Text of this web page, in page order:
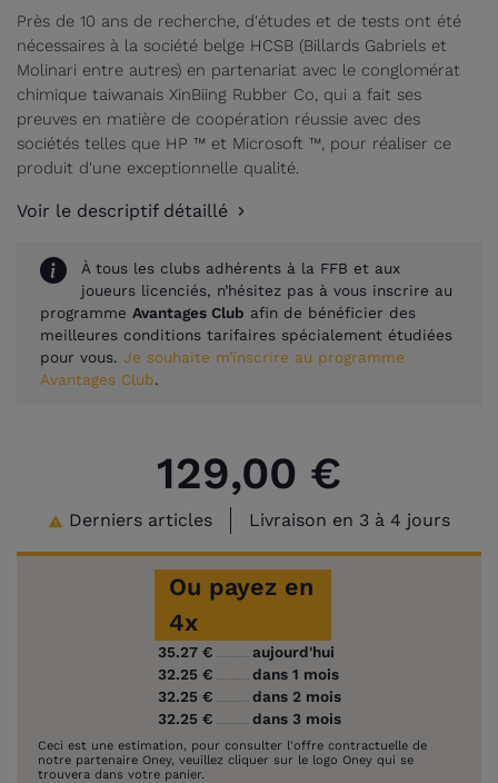
Près de 10 ans de recherche, d'études et de tests ont été
nécessaires à la société belge HCSB (Billards Gabriels et
Molinari entre autres) en partenariat avec le conglomérat
chimique taiwanais XinBiing Rubber Co, qui a fait ses
preuves en matière de coopération réussie avec des
sociétés telles que HP ™ et Microsoft ™, pour réaliser ce
produit d'une exceptionnelle qualité.
Voir le descriptif détaillé
À tous les clubs adhérents à la FFB et aux
joueurs licenciés, n’hésitez pas à vous inscrire au
programme Avantages Club afin de bénéficier des
meilleures conditions tarifaires spécialement étudiées
pour vous. Je souhaite m’inscrire au programme
Avantages Club.
129,00 €
 Derniers articles Livraison en 3 à 4 jours
Ou payez en
4x
35.27 €
aujourd'hui
32.25 €
dans 1 mois
32.25 €
dans 2 mois
32.25 €
dans 3 mois
Ceci est une estimation, pour consulter l'offre contractuelle de
notre partenaire Oney, veuillez cliquer sur le logo Oney qui se
trouvera dans votre panier.